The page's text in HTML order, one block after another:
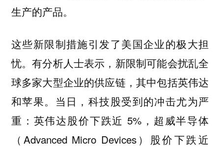
生产的产品。
这些新限制措施引发了美国企业的极大担
忧。有分析人士表示，新限制可能会扰乱全
球多家大型企业的供应链，其中包括英伟达
和苹果。当日，科技股受到的冲击尤为严
重：英伟达股价下跌近 5%，超威半导体
（Advanced Micro Devices）股价下跌近